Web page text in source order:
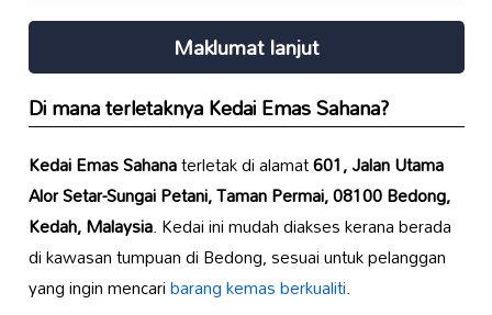
Maklumat lanjut
Di mana terletaknyaKedai Emas Sahana?
Kedai Emas Sahanaterletak di alamat601, Jalan Utama
Alor Setar-Sungai Petani, Taman Permai, 08100 Bedong,
Kedah, Malaysia. Kedai ini mudah diakses kerana berada
di kawasan tumpuan di Bedong, sesuai untuk pelanggan
yang ingin mencaribarang kemas berkualiti.